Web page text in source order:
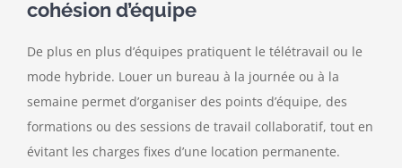
cohésion d’équipe
De plus en plus d’équipes pratiquent le télétravail ou le
mode hybride. Louer un bureau à la journée ou à la
semaine permet d’organiser des points d’équipe, des
formations ou des sessions de travail collaboratif, tout en
évitant les charges fixes d’une location permanente.